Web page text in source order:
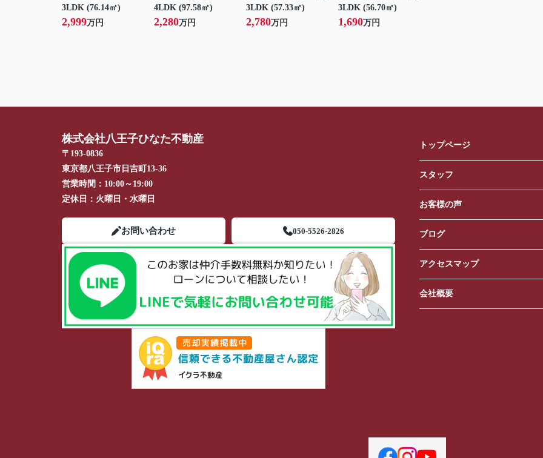
3LDK (76.14㎡)
2,999万円
4LDK (97.58㎡)
2,280万円
3LDK (57.33㎡)
2,780万円
3LDK (56.70㎡)
1,690万円
株式会社八王子ひなた不動産
〒193-0836
東京都八王子市日吉町13-36
営業時間： 10:00～19:00
定休日： 火曜日・水曜日
お問い合わせ 050-5526-2826
トップページ
スタッフ
お客様の声
ブログ
アクセスマップ
会社概要